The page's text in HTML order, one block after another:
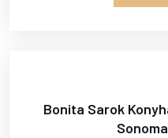
Bonita Sarok